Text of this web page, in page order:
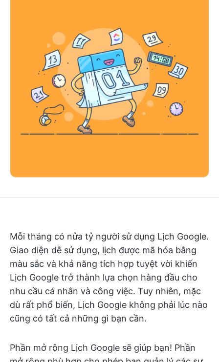
Mỗi tháng có nửa tỷ người sử dụng Lịch Google.
Giao diện dễ sử dụng, lịch được mã hóa bằng
màu sắc và khả năng tích hợp tuyệt vời khiến
Lịch Google trở thành lựa chọn hàng đầu cho
nhu cầu cá nhân và công việc. Tuy nhiên, mặc
dù rất phổ biến, Lịch Google không phải lúc nào
cũng có tất cả những gì bạn cần.
Phần mở rộng Lịch Google sẽ giúp bạn! Phần